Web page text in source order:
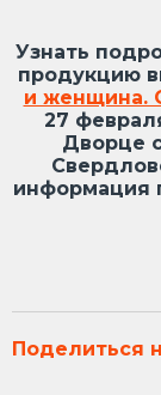
Узнать
продукцию
и женщина.
27
Дворце
информация
Поделиться